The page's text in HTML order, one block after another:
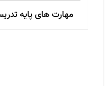
مهارت های پایه تدریس